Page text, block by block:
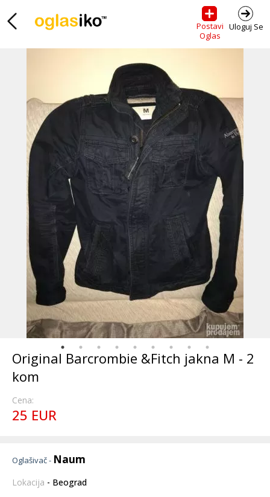
Postavi
Oglas
Uloguj Se
Original Barcrombie &Fitch jakna M - 2
kom
Cena:
25 EUR
Oglašivač - Naum
Lokacija - Beograd